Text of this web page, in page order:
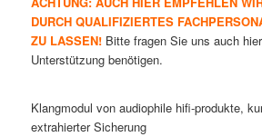
DURCH QUALIFIZIERTES
ZU LASSEN!Bitte fragen Sie uns auch
Unterstützung benötigen.
Klangmodul von audiophile hifi-produkte,
extrahierter Sicherung